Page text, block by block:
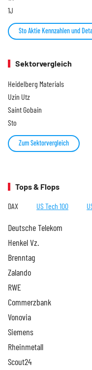
1J
Sto Aktie Kennzahlen und
Sektorvergleich
Heidelberg Materials
Uzin Utz
Saint Gobain
Sto
Zum Sektorvergleich
Tops & Flops
DAX US Tech 100
Deutsche Telekom
Henkel Vz.
Brenntag
Zalando
RWE
Commerzbank
Vonovia
Siemens
Rheinmetall
Scout24